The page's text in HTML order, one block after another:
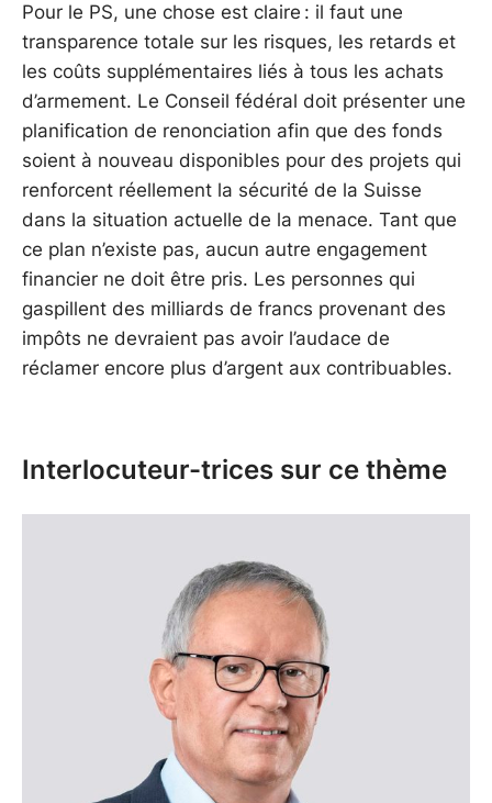
Pour le PS, une chose est claire : il faut une
transparence totale sur les risques, les retards et
les coûts supplémentaires liés à tous les achats
d’armement. Le Conseil fédéral doit présenter une
planification de renonciation afin que des fonds
soient à nouveau disponibles pour des projets qui
renforcent réellement la sécurité de la Suisse
dans la situation actuelle de la menace. Tant que
ce plan n’existe pas, aucun autre engagement
financier ne doit être pris. Les personnes qui
gaspillent des milliards de francs provenant des
impôts ne devraient pas avoir l’audace de
réclamer encore plus d’argent aux contribuables.
Interlocuteur-trices sur ce thème